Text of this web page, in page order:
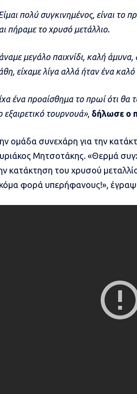
πολύ συγκινημένος, είναι
πήραμε το χρυσό μετάλλιο.
μεγάλο παιχνίδι, καλή
είχαμε λίγα αλλά ήταν ένα καλό
ένα προαίσθημα το πρωί ότι
εξαιρετικό τουρνουά», δήλωσε ο
ομάδα συνεχάρη για την
Μητσοτάκης. «Θερμά
κατάκτηση του χρυσού
φορά υπερήφανους!»,